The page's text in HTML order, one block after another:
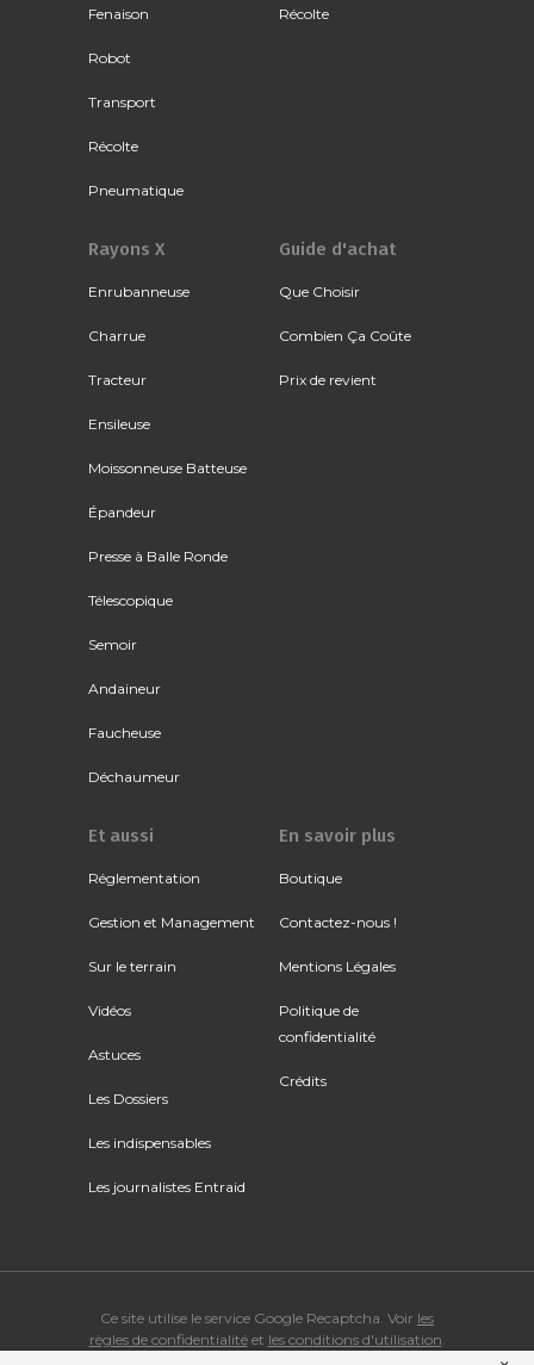
Fenaison
Robot
Transport
Récolte
Pneumatique
Récolte
Rayons X
Enrubanneuse
Charrue
Tracteur
Ensileuse
Moissonneuse Batteuse
Épandeur
Presse à Balle Ronde
Télescopique
Semoir
Andaineur
Faucheuse
Déchaumeur
Guide d'achat
Que Choisir
Combien Ça Coûte
Prix de revient
Et aussi
Réglementation
Gestion et Management
Sur le terrain
Vidéos
Astuces
Les Dossiers
Les indispensables
Les journalistes Entraid
En savoir plus
Boutique
Contactez-nous !
Mentions Légales
Politique de
confidentialité
Crédits
Ce site utilise le service Google Recaptcha. Voir les
règles de confidentialitéet les conditions d'utilisation.